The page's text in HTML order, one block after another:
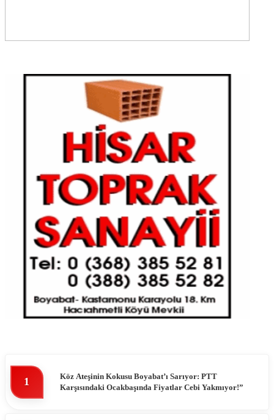
1
Köz Ateşinin Kokusu Boyabat’ı Sarıyor: PTT
Karşısındaki Ocakbaşında Fiyatlar Cebi Yakmıyor!”